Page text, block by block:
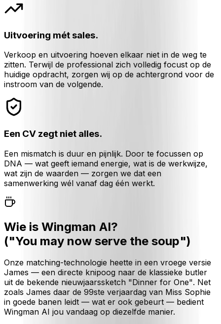
Uitvoering mét sales.
Verkoop en uitvoering hoeven elkaar niet in de weg te
zitten. Terwijl de professional zich volledig focust op de
huidige opdracht, zorgen wij op de achtergrond voor de
instroom van de volgende.
Een CV zegt niet alles.
Een mismatch is duur en pijnlijk. Door te focussen op
DNA — wat geeft iemand energie, wat is de werkwijze,
wat zijn de waarden — zorgen we dat een
samenwerking wél vanaf dag één werkt.
Wie is Wingman AI?
("You may now serve the soup")
Onze matching-technologie heette in een vroege versie
James — een directe knipoog naar de klassieke butler
uit de bekende nieuwjaarssketch "Dinner for One". Net
zoals James daar de 99ste verjaardag van Miss Sophie
in goede banen leidt — wat er ook gebeurt — bedient
Wingman AI jou vandaag op diezelfde manier.